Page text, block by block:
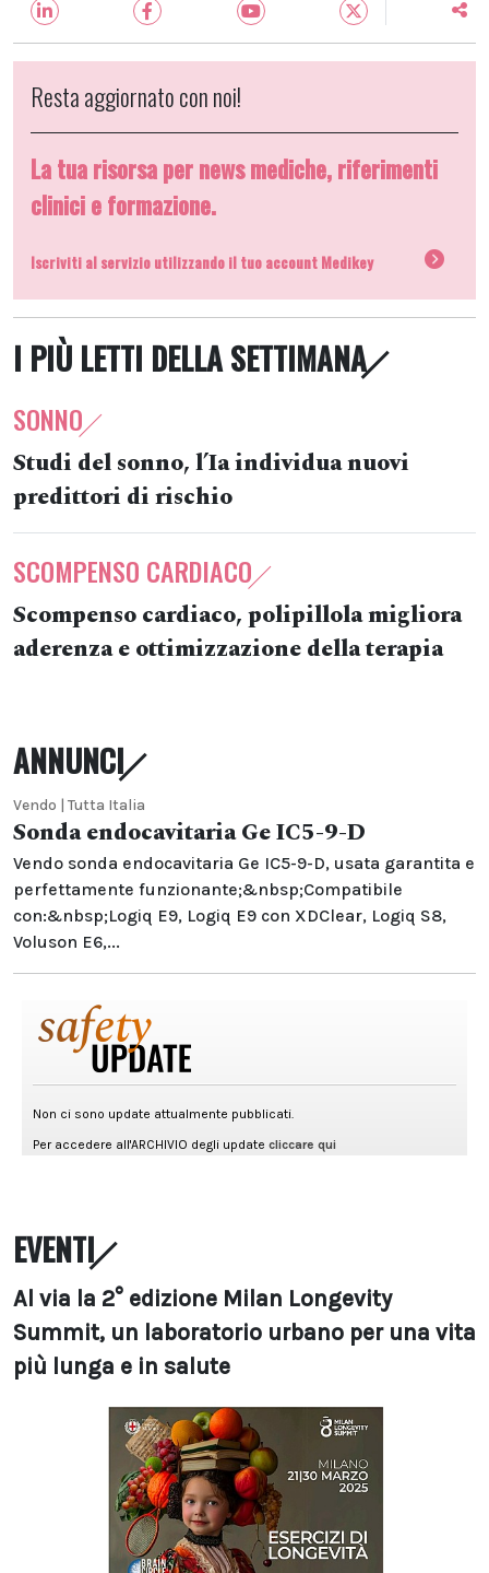
Resta aggiornato con noi!
La tua risorsa per news mediche, riferimenti
clinici e formazione.
Iscriviti al servizio utilizzando il tuo account Medikey
I PIÙ LETTI DELLA SETTIMANA
SONNO
Studi del sonno, l’Ia individua nuovi
predittori di rischio
SCOMPENSO CARDIACO
Scompenso cardiaco, polipillola migliora
aderenza e ottimizzazione della terapia
ANNUNCI
Vendo | Tutta Italia
Sonda endocavitaria Ge IC5-9-D
Vendo sonda endocavitaria Ge IC5-9-D, usata garantita e
perfettamente funzionante;&nbsp;Compatibile
con:&nbsp;Logiq E9, Logiq E9 con XDClear, Logiq S8,
Voluson E6,...
EVENTI
Al via la 2° edizione Milan Longevity
Summit, un laboratorio urbano per una vita
più lunga e in salute